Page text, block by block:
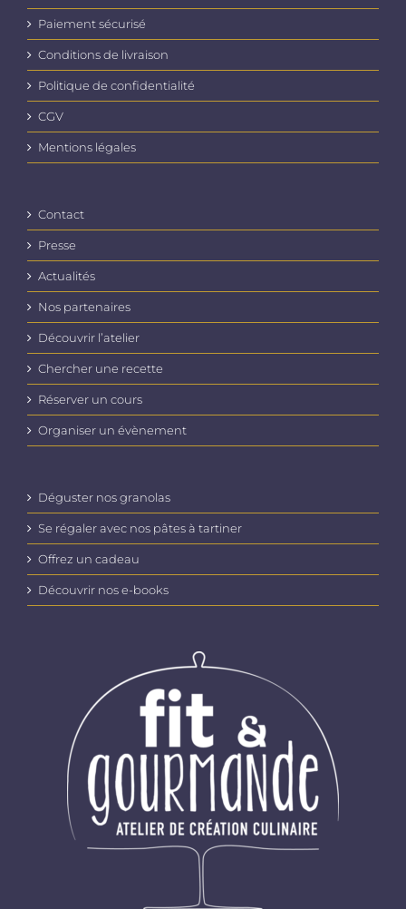
Paiement sécurisé
Conditions de livraison
Politique de confidentialité
CGV
Mentions légales
Contact
Presse
Actualités
Nos partenaires
Découvrir l’atelier
Chercher une recette
Réserver un cours
Organiser un évènement
Déguster nos granolas
Se régaler avec nos pâtes à tartiner
Offrez un cadeau
Découvrir nos e-books